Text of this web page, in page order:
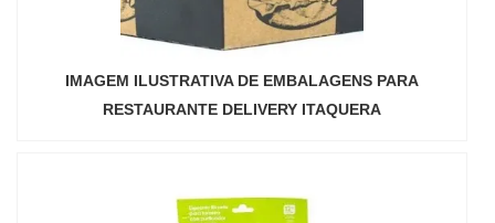
IMAGEM ILUSTRATIVA DE EMBALAGENS PARA
RESTAURANTE DELIVERY ITAQUERA